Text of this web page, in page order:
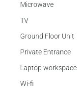
Microwave
TV
Ground Floor Unit
Private Entrance
Laptop workspace
Wi-fi